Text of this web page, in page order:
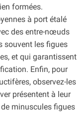
formées.
à port étalé
des entre-nœuds
souvent les figues
et qui garantissent
Enfin, pour
observez-les
présentent à leur
minuscules figues